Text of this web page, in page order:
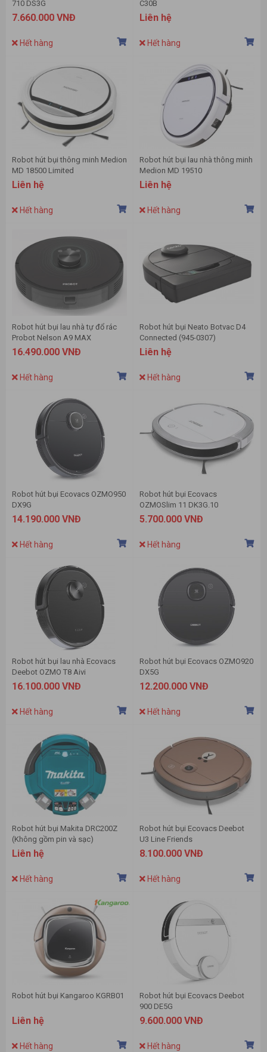
710 DS3G
7.660.000 VNĐ
Hết hàng
C30B
Liên hệ
Hết hàng
Robot hút bụi thông minh Medion
MD 18500 Limited
Liên hệ
Hết hàng
Robot hút bụi lau nhà thông minh
Medion MD 19510
Liên hệ
Hết hàng
Robot hút bụi lau nhà tự đổ rác
Probot Nelson A9 MAX
16.490.000 VNĐ
Hết hàng
Robot hút bụi Neato Botvac D4
Connected (945-0307)
Liên hệ
Hết hàng
Robot hút bụi Ecovacs OZMO950
DX9G
14.190.000 VNĐ
Hết hàng
Robot hút bụi Ecovacs
OZMOSlim 11 DK3G.10
5.700.000 VNĐ
Hết hàng
Robot hút bụi lau nhà Ecovacs
Deebot OZMO T8 Aivi
16.100.000 VNĐ
Hết hàng
Robot hút bụi Ecovacs OZMO920
DX5G
12.200.000 VNĐ
Hết hàng
Robot hút bụi Makita DRC200Z
(Không gồm pin và sạc)
Liên hệ
Hết hàng
Robot hút bụi Ecovacs Deebot
U3 Line Friends
8.100.000 VNĐ
Hết hàng
Robot hút bụi Kangaroo KGRB01
Liên hệ
Hết hàng
Robot hút bụi Ecovacs Deebot
900 DE5G
9.600.000 VNĐ
Hết hàng